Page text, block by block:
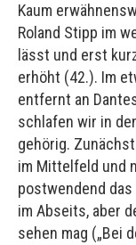
Kaum
Roland Stipp im
lässt und erst
erhöht (42.). Im
entfernt an
schlafen wir in
gehörig.
im Mittelfeld und
postwendend das
im Abseits, aber
sehen mag („Bei